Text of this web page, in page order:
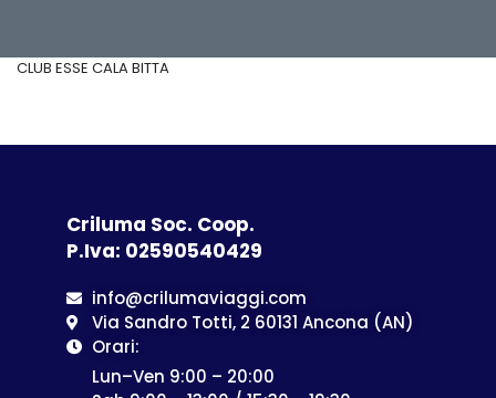
CLUB ESSE CALA BITTA
Criluma Soc. Coop.
P.Iva: 02590540429
info@crilumaviaggi.com
Via Sandro Totti, 2 60131 Ancona (AN)
Orari:
Lun–Ven 9:00 – 20:00